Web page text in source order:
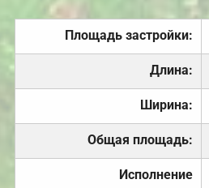
Площадь застройки:
Длина:
Ширина:
Общая площадь:
Исполнение